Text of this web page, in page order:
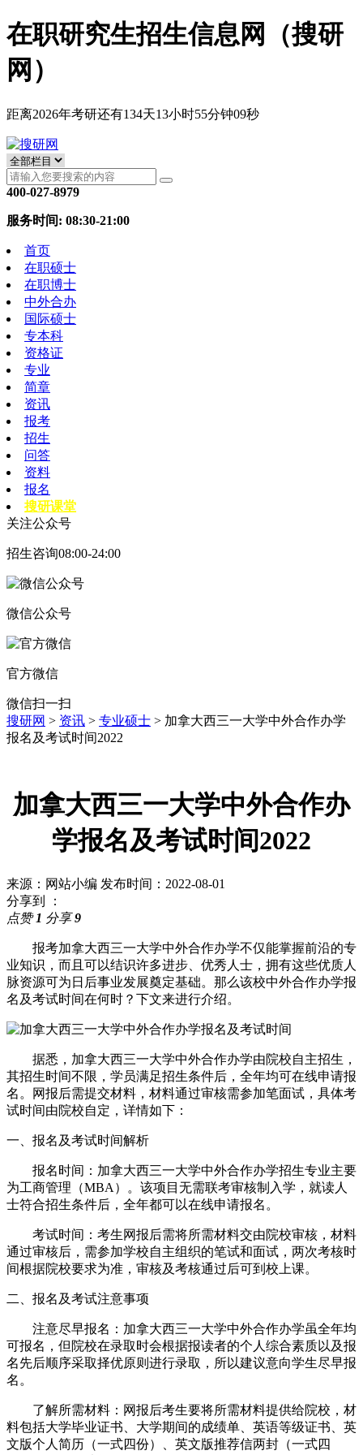
在职研究生招生信息网（搜研
网）
距离2026年考研还有134天13小时55分钟08秒
400-027-8979
服务时间: 08:30-21:00
首页
在职硕士
在职博士
中外合办
国际硕士
专本科
资格证
专业
简章
资讯
报考
招生
问答
资料
报名
搜研课堂
关注公众号
招生咨询08:00-24:00
微信公众号
官方微信
微信扫一扫
搜研网 > 资讯 > 专业硕士 > 加拿大西三一大学中外合作办学
报名及考试时间2022
加拿大西三一大学中外合作办
学报名及考试时间2022
来源：网站小编 发布时间：2022-08-01
分享到 ：
点赞 1 分享9
报考加拿大西三一大学中外合作办学不仅能掌握前沿的专
业知识，而且可以结识许多进步、优秀人士，拥有这些优质人
脉资源可为日后事业发展奠定基础。那么该校中外合作办学报
名及考试时间在何时？下文来进行介绍。
据悉，加拿大西三一大学中外合作办学由院校自主招生，
其招生时间不限，学员满足招生条件后，全年均可在线申请报
名。网报后需提交材料，材料通过审核需参加笔面试，具体考
试时间由院校自定，详情如下：
一、报名及考试时间解析
报名时间：加拿大西三一大学中外合作办学招生专业主要
为工商管理（MBA）。该项目无需联考审核制入学，就读人
士符合招生条件后，全年都可以在线申请报名。
考试时间：考生网报后需将所需材料交由院校审核，材料
通过审核后，需参加学校自主组织的笔试和面试，两次考核时
间根据院校要求为准，审核及考核通过后可到校上课。
二、报名及考试注意事项
注意尽早报名：加拿大西三一大学中外合作办学虽全年均
可报名，但院校在录取时会根据报读者的个人综合素质以及报
名先后顺序采取择优原则进行录取，所以建议意向学生尽早报
名。
了解所需材料：网报后考生要将所需材料提供给院校，材
料包括大学毕业证书、大学期间的成绩单、英语等级证书、英
文版个人简历（一式四份）、英文版推荐信两封（一式四